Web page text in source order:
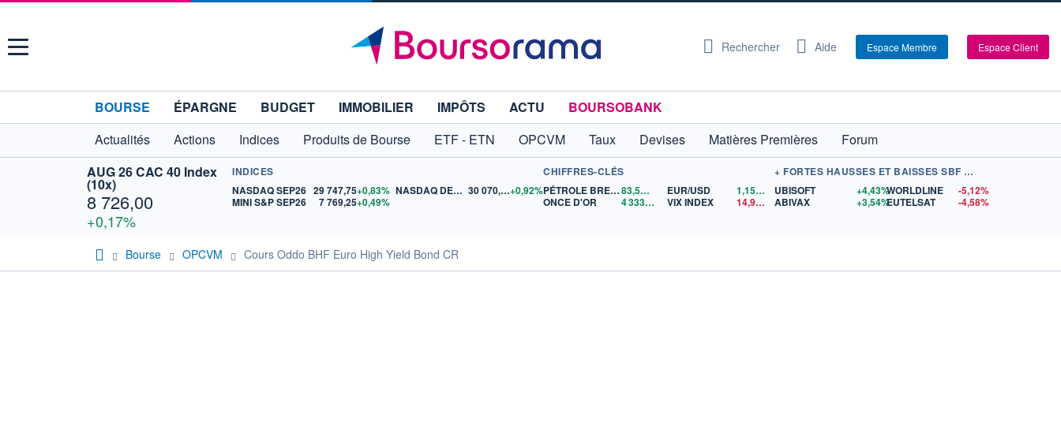
Menu Rechercher Aide Espace Membre Espace Client
BOURSE ÉPARGNE BUDGET IMMOBILIER IMPÔTS ACTU
BOURSOBANK
Actualités
Actions Indices Produits de Bourse ETF - ETN OPCVM Taux Devises Matières Premières
Forum
AUG 26 CAC 40 Index
(10x)
8 726,00
+0,17%
INDICES
NASDAQ SEP26 29 747,75+0,83%
MINI S&P SEP26
7 769,25+0,49%
NASDAQ DEC26 30 070,75+0,92%
CHIFFRES-CLÉS
PÉTROLE BRENT
83,53$US
ONCE D'OR
4 333,44 $US
EUR/USD 1,1560
$US
VIX INDEX
14,96$US
+ FORTES HAUSSES ET BAISSES SBF 120
UBISOFT
+4,43%
ABIVAX
+3,54%
WORLDLINE
-5,12%
EUTELSAT
-4,58%
Bourse OPCVM Cours Oddo BHF Euro High Yield Bond CR